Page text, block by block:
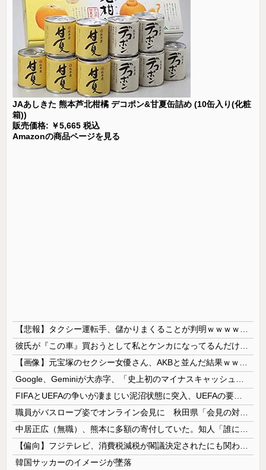
JAあしきた 熊本芦北柑橘 デコポン&甘夏缶詰め (10缶入り(化粧
箱))
販売価格: ￥5,665 税込
Amazonの商品ページを見る
韓国サッカーのイメージが墜落